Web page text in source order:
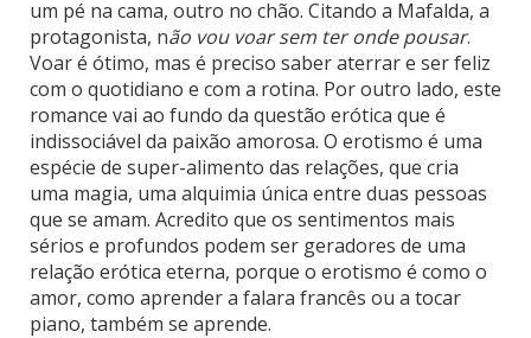
um pé na cama, outro no chão. Citando a Mafalda, a
protagonista, não vou voar sem ter onde pousar.
Voar é ótimo, mas é preciso saber aterrar e ser feliz
com o quotidiano e com a rotina. Por outro lado, este
romance vai ao fundo da questão erótica que é
indissociável da paixão amorosa. O erotismo é uma
espécie de super-alimento das relações, que cria
uma magia, uma alquimia única entre duas pessoas
que se amam. Acredito que os sentimentos mais
sérios e profundos podem ser geradores de uma
relação erótica eterna, porque o erotismo é como o
amor, como aprender a falara francês ou a tocar
piano, também se aprende.